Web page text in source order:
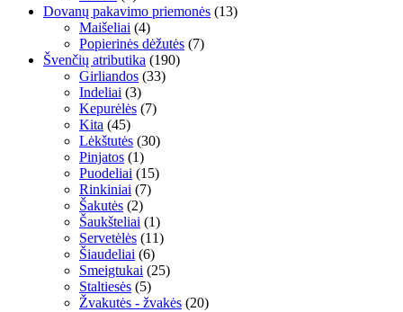
Dovanų pakavimo priemonės (13)
Maišeliai (4)
Popierinės dėžutės (7)
Švenčių atributika (190)
Girliandos (33)
Indeliai (3)
Kepurėlės (7)
Kita (45)
Lėkštutės (30)
Pinjatos (1)
Puodeliai (15)
Rinkiniai (7)
Šakutės (2)
Šaukšteliai (1)
Servetėlės (11)
Šiaudeliai (6)
Smeigtukai (25)
Staltiesės (5)
Žvakutės - žvakės (20)